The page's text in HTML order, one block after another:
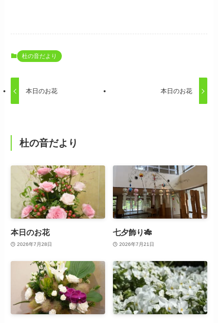
杜の音だより
本日のお花 本日のお花
杜の音だより
本日のお花
2026年7月28日
七夕飾り🎋
2026年7月21日